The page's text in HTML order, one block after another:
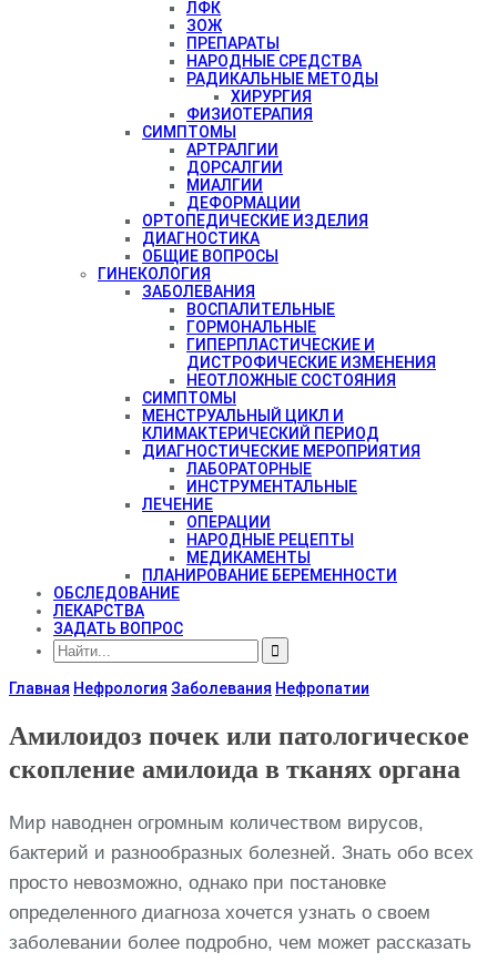
ЛФК
ЗОЖ
ПРЕПАРАТЫ
НАРОДНЫЕ СРЕДСТВА
РАДИКАЛЬНЫЕ МЕТОДЫ
ХИРУРГИЯ
ФИЗИОТЕРАПИЯ
СИМПТОМЫ
АРТРАЛГИИ
ДОРСАЛГИИ
МИАЛГИИ
ДЕФОРМАЦИИ
ОРТОПЕДИЧЕСКИЕ ИЗДЕЛИЯ
ДИАГНОСТИКА
ОБЩИЕ ВОПРОСЫ
ГИНЕКОЛОГИЯ
ЗАБОЛЕВАНИЯ
ВОСПАЛИТЕЛЬНЫЕ
ГОРМОНАЛЬНЫЕ
ГИПЕРПЛАСТИЧЕСКИЕ И
ДИСТРОФИЧЕСКИЕ ИЗМЕНЕНИЯ
НЕОТЛОЖНЫЕ СОСТОЯНИЯ
СИМПТОМЫ
МЕНСТРУАЛЬНЫЙ ЦИКЛ И
КЛИМАКТЕРИЧЕСКИЙ ПЕРИОД
ДИАГНОСТИЧЕСКИЕ МЕРОПРИЯТИЯ
ЛАБОРАТОРНЫЕ
ИНСТРУМЕНТАЛЬНЫЕ
ЛЕЧЕНИЕ
ОПЕРАЦИИ
НАРОДНЫЕ РЕЦЕПТЫ
МЕДИКАМЕНТЫ
ПЛАНИРОВАНИЕ БЕРЕМЕННОСТИ
ОБСЛЕДОВАНИЕ
ЛЕКАРСТВА
ЗАДАТЬ ВОПРОС
Главная Нефрология Заболевания Нефропатии
Амилоидоз почек или патологическое
скопление амилоида в тканях органа
Мир наводнен огромным количеством вирусов,
бактерий и разнообразных болезней. Знать обо всех
просто невозможно, однако при постановке
определенного диагноза хочется узнать о своем
заболевании более подробно, чем может рассказать